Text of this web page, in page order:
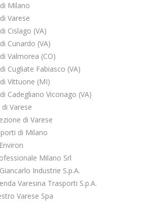
Milano
Varese
Cislago (VA)
Cunardo (VA)
Valmorea (CO)
Cugliate Fabiasco (VA)
Vittuone (MI)
Cadegliano Viconago (VA)
Varese
di Varese
di Milano
Milano Srl
Industrie S.p.A.
Varesina Trasporti S.p.A.
Varese Spa